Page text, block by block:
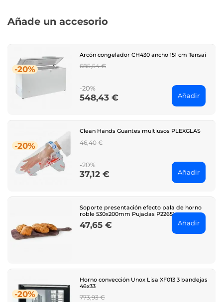
Añade un accesorio
-20%
Arcón congelador CH430 ancho 151 cm Tensai
Regular
685,54 €
-20%
Price
548,43 € Añadir
-20%
Clean Hands Guantes multiusos PLEXGLAS
Regular
46,40 €
-20%
Price
37,12 € Añadir
Soporte presentación efecto pala de horno
roble 530x200mm Pujadas P22651
Price
47,65 € Añadir
-20%
Horno convección Unox Lisa XF013 3 bandejas
46x33
Regular
773,93 €